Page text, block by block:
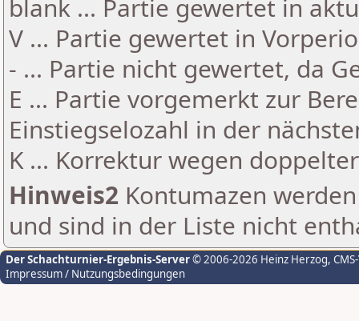
blank ... Partie gewertet in
V ... Partie gewertet in
- ... Partie nicht gewertet, da
E ... Partie vorgemerkt zur
Einstiegselozahl in der
K ... Korrektur wegen
Hinweis2 Kontumazen
und sind in der Liste nicht
Der Schachturnier-Ergebnis-Server© 2006-2026 Heinz Herzog,
Impressum / Nutzungsbedingungen